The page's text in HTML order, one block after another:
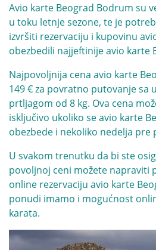
Avio karte Beograd Bodrum su
u toku letnje sezone, te je
izvršiti rezervaciju i kupovinu
obezbedili najjeftinije avio karte
Najpovoljnija cena avio karte
149 € za povratno putovanje sa
prtljagom od 8 kg. Ova cena
isključivo ukoliko se avio karte
obezbede i nekoliko nedelja
U svakom trenutku da bi ste
povoljnoj ceni možete napraviti
online rezervaciju avio karte
ponudi imamo i mogućnost
karata.